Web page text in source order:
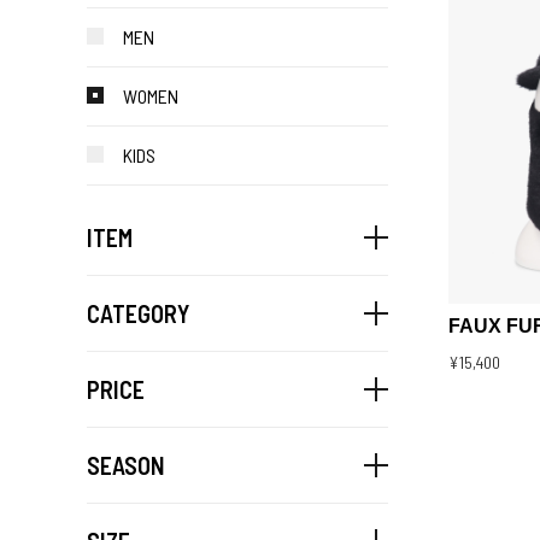
MEN
WOMEN
KIDS
ITEM
CATEGORY
PRICE
SEASON
FAUX
¥15,400